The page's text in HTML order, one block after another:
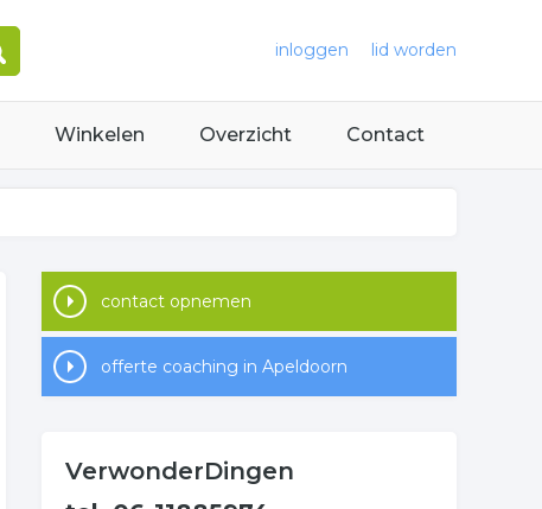
inloggen lid worden
Winkelen Overzicht Contact
contact opnemen
offerte coaching in Apeldoorn
VerwonderDingen